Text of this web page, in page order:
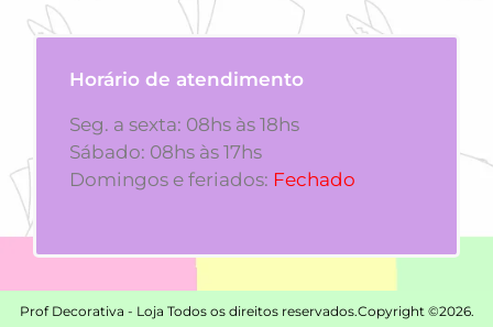
Horário de atendimento
Seg. a sexta: 08hs às 18hs
Sábado: 08hs às 17hs
Domingos e feriados: Fechado
Prof Decorativa - Loja Todos os direitos reservados.Copyright ©2026.